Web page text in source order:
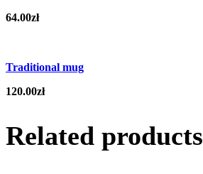
64.00zł
Traditional mug
120.00zł
Related products